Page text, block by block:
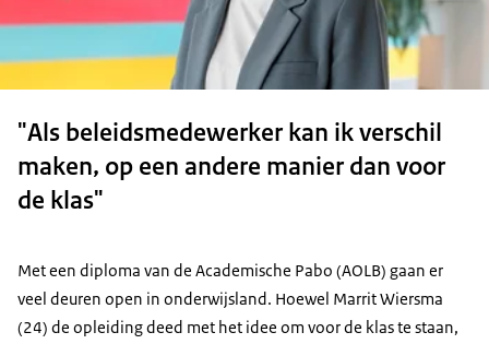
"Als beleids­medewerker kan ik verschil
maken, op een andere manier dan voor
de klas"
Met een diploma van de Academische Pabo (AOLB) gaan er
veel deuren open in onderwijsland. Hoewel Marrit Wiersma
(24) de opleiding deed met het idee om voor de klas te staan,